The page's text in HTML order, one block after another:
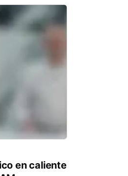
en caliente